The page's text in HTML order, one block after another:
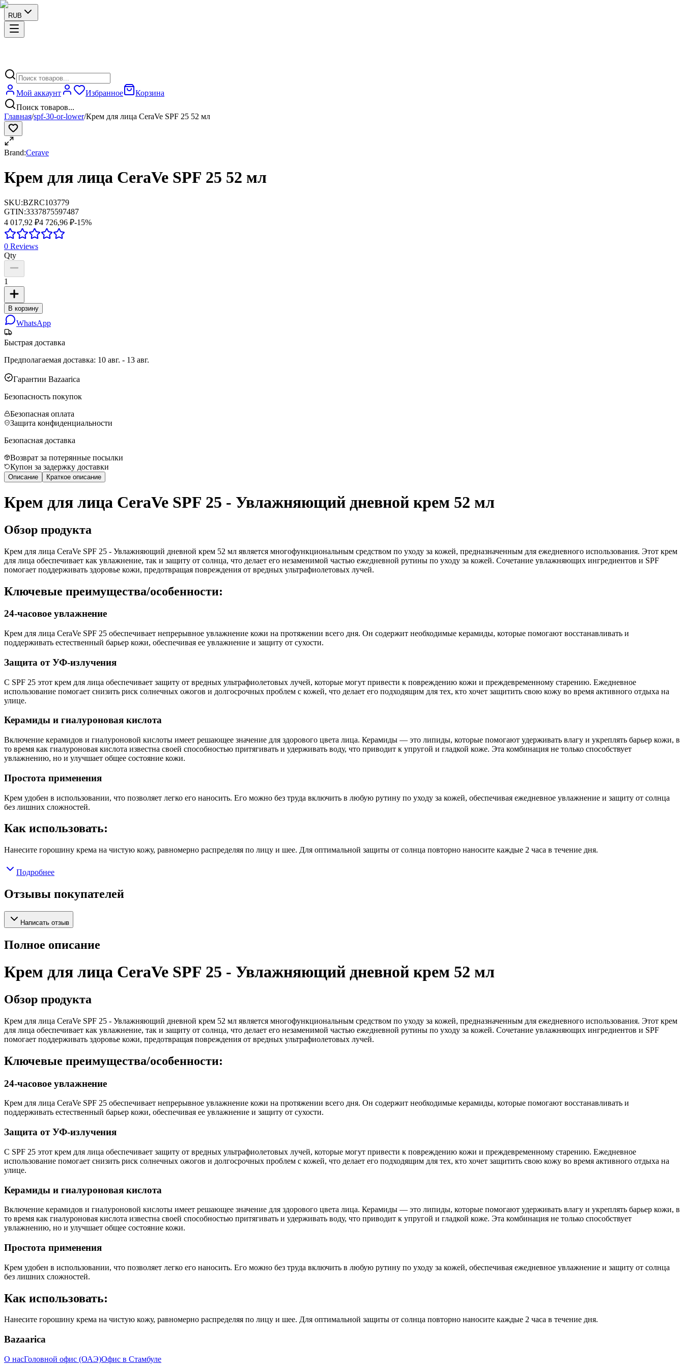
RUB
Мой аккаунт Избранное
Корзина
Поиск товаров...
Главная/spf-30-or-lower/Крем для лица CeraVe SPF 25 52 мл
Brand:Cerave
Крем для лица CeraVe SPF 25 52 мл
SKU:BZRC103779
GTIN:3337875597487
4 017,92 ₽4 726,96 ₽-15%
0 Reviews
Qty
1
В корзину
WhatsApp
Быстрая доставка
Предполагаемая доставка: 10 авг. - 13 авг.
Гарантии Bazaarica
Безопасность покупок
Безопасная оплата
Защита конфиденциальности
Безопасная доставка
Возврат за потерянные посылки
Купон за задержку доставки
Описание Краткое описание
Крем для лица CeraVe SPF 25 - Увлажняющий дневной крем 52 мл
Обзор продукта
Крем для лица CeraVe SPF 25 - Увлажняющий дневной крем 52 мл является многофункциональным средством по уходу за кожей, предназначенным для ежедневного использования. Этот крем
для лица обеспечивает как увлажнение, так и защиту от солнца, что делает его незаменимой частью ежедневной рутины по уходу за кожей. Сочетание увлажняющих ингредиентов и SPF
помогает поддерживать здоровье кожи, предотвращая повреждения от вредных ультрафиолетовых лучей.
Ключевые преимущества/особенности:
24-часовое увлажнение
Крем для лица CeraVe SPF 25 обеспечивает непрерывное увлажнение кожи на протяжении всего дня. Он содержит необходимые керамиды, которые помогают восстанавливать и
поддерживать естественный барьер кожи, обеспечивая ее увлажнение и защиту от сухости.
Защита от УФ-излучения
С SPF 25 этот крем для лица обеспечивает защиту от вредных ультрафиолетовых лучей, которые могут привести к повреждению кожи и преждевременному старению. Ежедневное
использование помогает снизить риск солнечных ожогов и долгосрочных проблем с кожей, что делает его подходящим для тех, кто хочет защитить свою кожу во время активного отдыха на
улице.
Керамиды и гиалуроновая кислота
Включение керамидов и гиалуроновой кислоты имеет решающее значение для здорового цвета лица. Керамиды — это липиды, которые помогают удерживать влагу и укреплять барьер кожи, в
то время как гиалуроновая кислота известна своей способностью притягивать и удерживать воду, что приводит к упругой и гладкой коже. Эта комбинация не только способствует
увлажнению, но и улучшает общее состояние кожи.
Простота применения
Крем удобен в использовании, что позволяет легко его наносить. Его можно без труда включить в любую рутину по уходу за кожей, обеспечивая ежедневное увлажнение и защиту от солнца
без лишних сложностей.
Как использовать:
Нанесите горошину крема на чистую кожу, равномерно распределяя по лицу и шее. Для оптимальной защиты от солнца повторно наносите каждые 2 часа в течение дня.
Подробнее
Отзывы покупателей
Написать отзыв
Полное описание
Крем для лица CeraVe SPF 25 - Увлажняющий дневной крем 52 мл
Обзор продукта
Крем для лица CeraVe SPF 25 - Увлажняющий дневной крем 52 мл является многофункциональным средством по уходу за кожей, предназначенным для ежедневного использования. Этот крем
для лица обеспечивает как увлажнение, так и защиту от солнца, что делает его незаменимой частью ежедневной рутины по уходу за кожей. Сочетание увлажняющих ингредиентов и SPF
помогает поддерживать здоровье кожи, предотвращая повреждения от вредных ультрафиолетовых лучей.
Ключевые преимущества/особенности:
24-часовое увлажнение
Крем для лица CeraVe SPF 25 обеспечивает непрерывное увлажнение кожи на протяжении всего дня. Он содержит необходимые керамиды, которые помогают восстанавливать и
поддерживать естественный барьер кожи, обеспечивая ее увлажнение и защиту от сухости.
Защита от УФ-излучения
С SPF 25 этот крем для лица обеспечивает защиту от вредных ультрафиолетовых лучей, которые могут привести к повреждению кожи и преждевременному старению. Ежедневное
использование помогает снизить риск солнечных ожогов и долгосрочных проблем с кожей, что делает его подходящим для тех, кто хочет защитить свою кожу во время активного отдыха на
улице.
Керамиды и гиалуроновая кислота
Включение керамидов и гиалуроновой кислоты имеет решающее значение для здорового цвета лица. Керамиды — это липиды, которые помогают удерживать влагу и укреплять барьер кожи, в
то время как гиалуроновая кислота известна своей способностью притягивать и удерживать воду, что приводит к упругой и гладкой коже. Эта комбинация не только способствует
увлажнению, но и улучшает общее состояние кожи.
Простота применения
Крем удобен в использовании, что позволяет легко его наносить. Его можно без труда включить в любую рутину по уходу за кожей, обеспечивая ежедневное увлажнение и защиту от солнца
без лишних сложностей.
Как использовать:
Нанесите горошину крема на чистую кожу, равномерно распределяя по лицу и шее. Для оптимальной защиты от солнца повторно наносите каждые 2 часа в течение дня.
Bazaarica
О насГоловной офис (ОАЭ)Офис в Стамбуле